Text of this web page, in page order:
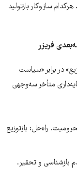
سازوکار بازتولید
فریزر
در برابر «سیاست
متأخر سه‌وجهی
راه‌حل: بازتوزیع
بازشناسی و تحقیر.